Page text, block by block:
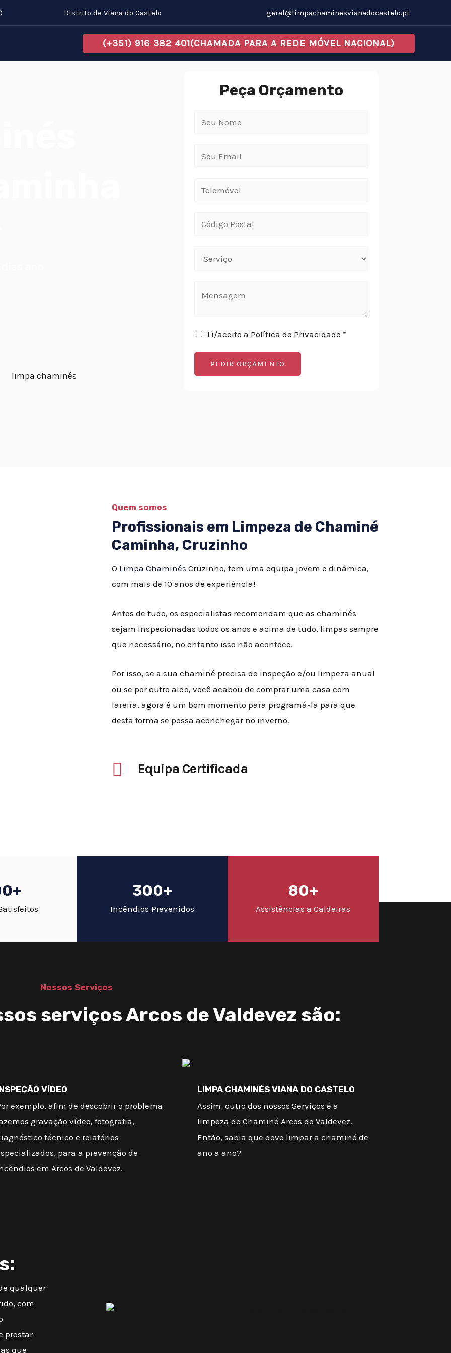
Distrito de Viana do Castelo geral@limpachaminesvianadocastelo.pt
(+351) 916 382 401(CHAMADA PARA A REDE MÓVEL NACIONAL)
Peça Orçamento
Li/aceito a Política de Privacidade *
PEDIR ORÇAMENTO
Quem somos
Profissionais em Limpeza de Chaminé
Caminha, Cruzinho
O Limpa Chaminés Cruzinho, tem uma equipa jovem e dinâmica,
com mais de 10 anos de experiência!
Antes de tudo, os especialistas recomendam que as chaminés
sejam inspecionadas todos os anos e acima de tudo, limpas sempre
que necessário, no entanto isso não acontece.
Por isso, se a sua chaminé precisa de inspeção e/ou limpeza anual
ou se por outro aldo, você acabou de comprar uma casa com
lareira, agora é um bom momento para programá-la para que
desta forma se possa aconchegar no inverno.
Equipa Certificada
300+
Incêndios Prevenidos
80+
Assistências a Caldeiras
Nossos Serviços
serviços Arcos de Valdevez são:
VÍDEO
exemplo, afim de descobrir o problema
gravação vídeo, fotografia,
técnico e relatórios
para a prevenção de
em Arcos de Valdevez.
LIMPA CHAMINÉS VIANA DO CASTELO
Assim, outro dos nossos Serviços é a
limpeza de Chaminé Arcos de Valdevez.
Então, sabia que deve limpar a chaminé de
ano a ano?
qualquer
com
prestar
que